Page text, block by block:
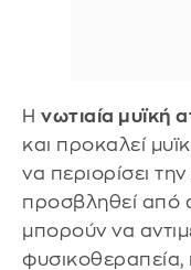
Η νωτιαία μυϊκή
και προκαλεί
να περιορίσει
προσβληθεί από
μπορούν να
φυσικοθεραπεία,